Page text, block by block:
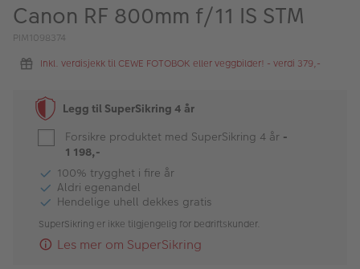
Kampanjer
Merker
Lagersalg
Bildeprodukter
Fotokurs
Butikkoversikt
Canon RF 800mm f/11 IS STM
PIM1098374
Inkl. verdisjekk til CEWE FOTOBOK eller veggbilder! - verdi 379,-
Legg til SuperSikring 4 år
Forsikre produktet med SuperSikring 4 år -
1 198,-
100% trygghet i fire år
Aldri egenandel
Hendelige uhell dekkes gratis
SuperSikring er ikke tilgjengelig for bedriftskunder.
Les mer om SuperSikring